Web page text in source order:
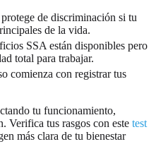
de discriminación si tu
de la vida.
SSA están disponibles pero
total para trabajar.
comienza con registrar tus
tu funcionamiento,
Verifica tus rasgos con este test
más clara de tu bienestar